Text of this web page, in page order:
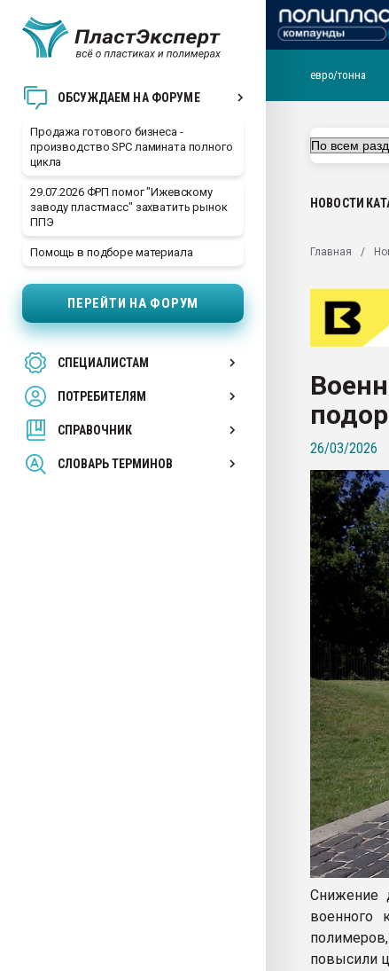
ОБСУЖДАЕМ НА ФОРУМЕ
Продажа готового бизнеса -
производство SPC ламината полного
цикла
29.07.2026 ФРП помог "Ижевскому
заводу пластмасс" захватить рынок
ППЭ
Помощь в подборе материала
ПЕРЕЙТИ НА ФОРУМ
СПЕЦИАЛИСТАМ
ПОТРЕБИТЕЛЯМ
СПРАВОЧНИК
СЛОВАРЬ ТЕРМИНОВ
28.07.2026
Всё, что касается
Материал
Продам отходы
поликарбоната и
Armaloy PC/ABS-1IM
Профильная
покупка, обмен
евро/тонна
НОВОСТИ
Главная
26/03/2026
Снижение
военного
повысили